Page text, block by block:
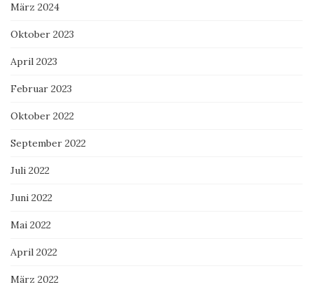
März 2024
Oktober 2023
April 2023
Februar 2023
Oktober 2022
September 2022
Juli 2022
Juni 2022
Mai 2022
April 2022
März 2022